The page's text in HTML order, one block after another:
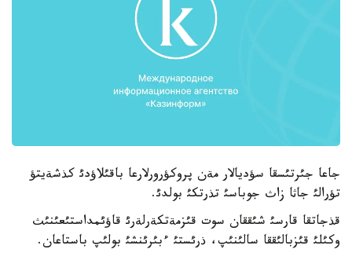
جاعا جئرتئسقا سؤديالار مةن پروكؤرورلارعا باقئلاؤدئ كذشةيتؤ
تؤرالئ جاثا زاث جوباسئ تذرتكئ بولدئ.
قذجاتقا قارسئ شئققان سوت قئزمةتكةرلةرئ قاؤئمداستئعئنئث
وكئلئ قئزبالئققا سالئنئپ، ذرئستئ ءبئرئنشئ بولئپ باستاعان.